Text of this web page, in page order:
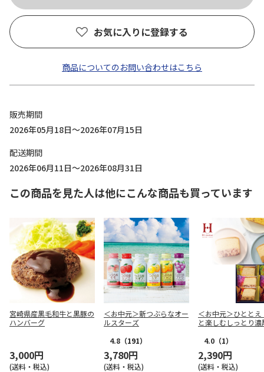
お気に入りに登録する
商品についてのお問い合わせはこちら
販売期間
2026年05月18日～2026年07月15日
配送期間
2026年06月11日～2026年08月31日
この商品を見た人は他にこんな商品も買っています
宮崎県産黒毛和牛と黒豚の
ハンバーグ
3,000円
(送料・税込)
＜お中元＞新つぶらなオー
ルスターズ
4.8 （191）
3,780円
(送料・税込)
＜お中元＞ひとと
と楽しむしっとり濃
4.0 （1）
2,390円
(送料・税込)